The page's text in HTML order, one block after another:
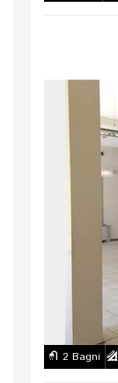
2 Bagni